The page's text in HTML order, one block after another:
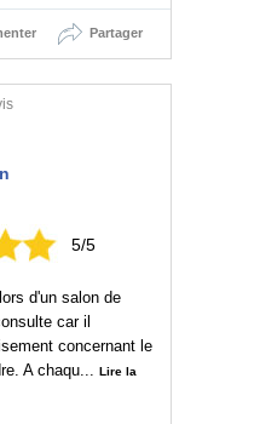
Partager
5/5
d'un salon de
car il
concernant le
A chaqu... Lire la